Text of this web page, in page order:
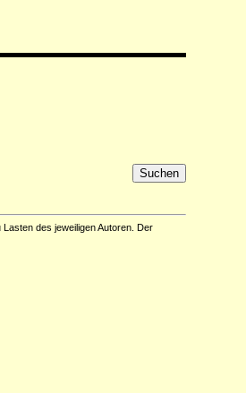
des jeweiligen Autoren. Der